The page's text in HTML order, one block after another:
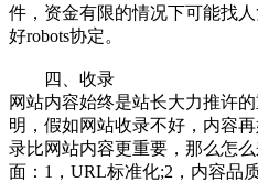
件，资金有限的情况下可能找
好robots协定。
四、收录
网站内容始终是站长大力推许
明，假如网站收录不好，内容
录比网站内容更重要，那么怎
面：1，URL标准化;2，内容品